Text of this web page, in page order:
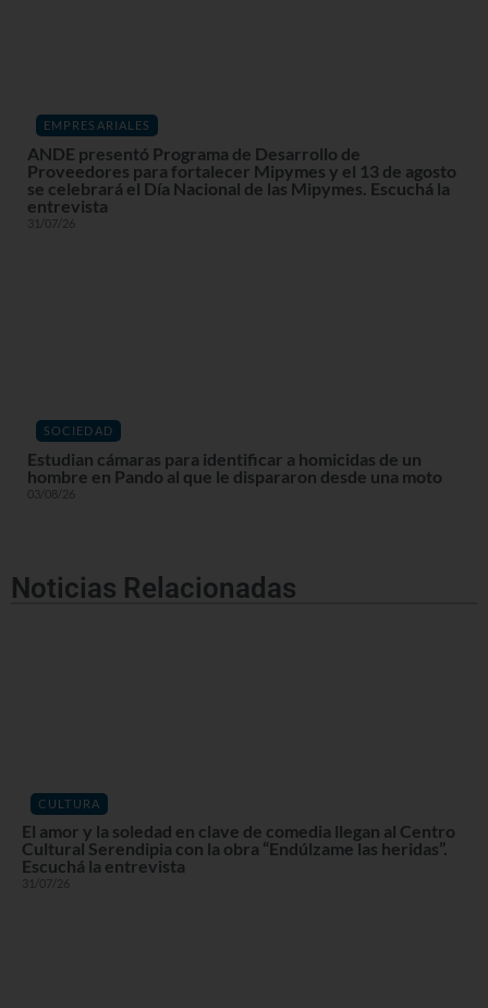
EMPRESARIALES
ANDE presentó Programa de Desarrollo de
Proveedores para fortalecer Mipymes y el 13 de agosto
se celebrará el Día Nacional de las Mipymes. Escuchá la
entrevista
31/07/26
SOCIEDAD
Estudian cámaras para identificar a homicidas de un
hombre en Pando al que le dispararon desde una moto
03/08/26
Noticias Relacionadas
CULTURA
El amor y la soledad en clave de comedia llegan al Centro
Cultural Serendipia con la obra “Endúlzame las heridas”.
Escuchá la entrevista
31/07/26